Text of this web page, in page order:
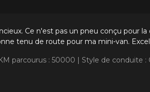
Ce n'est pas un pneu conçu pour
tenu de route pour ma mini-van.
parcourus : 50000 | Style de conduite :